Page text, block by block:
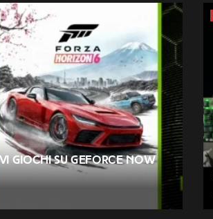
giochi su GeForce NOW